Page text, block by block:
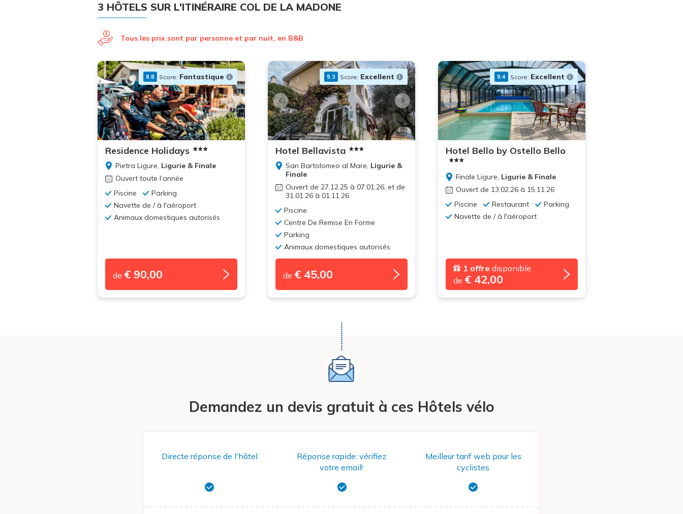
3 HÔTELS SUR L'ITINÉRAIRE COL DE LA MADONE
Tous les prix sont par personne et par nuit, en B&B
8.8 Score: Fantastique
+23
Residence Holidays
Pietra Ligure, Ligurie & Finale
Ouvert toute l’année
Piscine
Parking
Navette de / à l'aéroport
Animaux domestiques autorisés
de € 90,00
9.3 Score: Excellent
+12 photos
Hotel Bellavista
San Bartolomeo al Mare, Ligurie &
Finale
Ouvert de 27.12.25 à 07.01.26, et de
31.01.26 à 01.11.26
Piscine
Centre De Remise En Forme
Parking
Animaux domestiques autorisés
de € 45,00
9.4 Score: Excellent
+6 photos
Hotel Bello by Ostello Bello
Finale Ligure, Ligurie & Finale
Ouvert de 13.02.26 à 15.11.26
Piscine
Restaurant
Parking
Navette de / à l'aéroport
1 offre disponible
de € 42,00
Demandez un devis gratuit à ces Hôtels vélo
Directe réponse de l'hôtel
Réponse rapide: vérifiez
votre email!
Meilleur tarif web pour les
cyclistes